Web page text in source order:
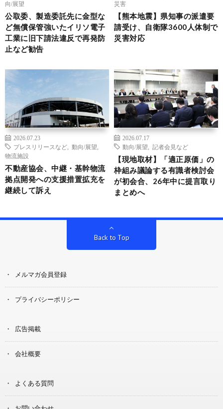
向/展望
公取委、製造委託先に金型な
ど無償保管強いたイリソ電子
工業に旧下請法違反で再発防
止など勧告
災害
【熊本地震】県知事の派遣要
請受け、自衛隊3600人体制で
災害対応
2026.07.23
プレスリリースなど
動向/展望
物流施設
不動産協会、中継・基幹物流
拠点開発への支援措置拡充を
継続して訴え
2026.07.17
動向/展望
記者会見など
【現地取材】「適正原価」の
枠組み議論する有識者検討会
が初会合、26年中に提言取り
まとめへ
Back to Top
メルマガ会員登録
プライバシーポリシー
広告掲載
会社概要
よくある質問